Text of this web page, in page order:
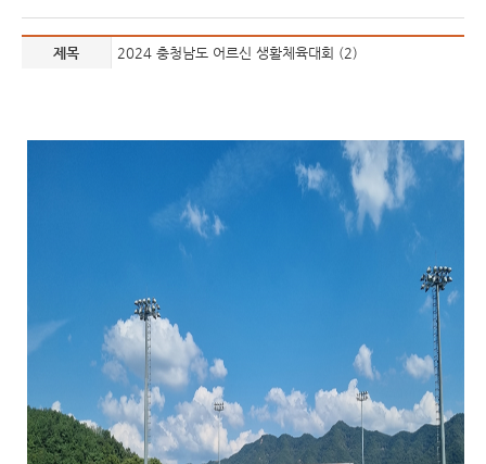
제목 2024 충청남도 어르신 생활체육대회 (2)